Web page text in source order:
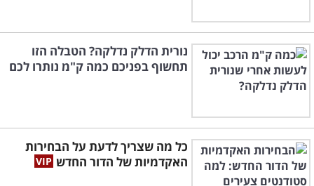
נורית הדלק נדלקה? הטבלה הזו
תחשוף בפניכם כמה ק"מ נותרו לכם
כל מה שצריך לדעת על הבחירות
האקדמיות של הדור החדש